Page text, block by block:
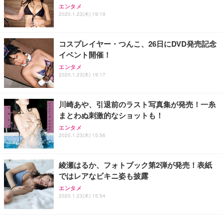
エンタメ
2020.1.23(木) 19:19
コスプレイヤー・つんこ、26日にDVD発売記念
イベント開催！
エンタメ
2020.1.23(木) 19:17
川崎あや、引退前のラスト写真集が発売！一糸
まとわぬ刺激的なショットも！
エンタメ
2020.1.23(木) 15:56
綾瀬はるか、フォトブック第2弾が発売！表紙
ではレアなビキニ姿も披露
エンタメ
2020.1.23(木) 15:54